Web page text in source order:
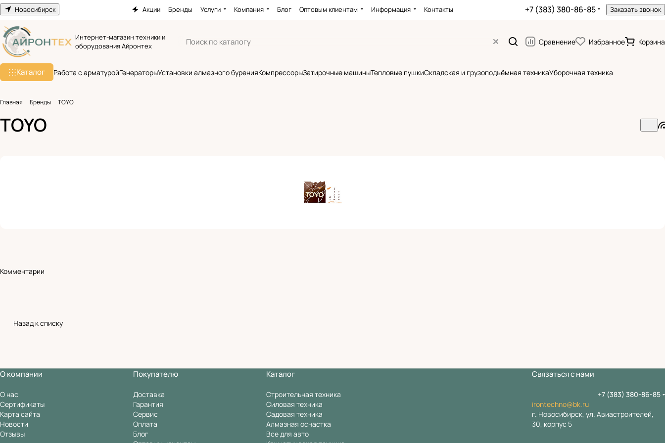
Новосибирск Акции Бренды Услуги Компания Блог Оптовым клиентам Информация Контакты +7 (383) 380-86-85 Заказать звонок
Интернет-магазин техники и
оборудования Айронтех
Сравнение Избранное Корзина
Каталог Работа с арматуройГенераторыУстановки алмазного буренияКомпрессорыЗатирочные машиныТепловые пушкиСкладская и грузоподъёмная техникаУборочная техника
Главная Бренды TOYO
TOYO
Комментарии
Назад к списку
О компании
О нас
Сертификаты
Карта сайта
Новости
Отзывы
Покупателю
Доставка
Гарантия
Сервис
Оплата
Блог
Каталог
Строительная техника
Силовая техника
Садовая техника
Алмазная оснастка
Все для авто
Связаться с нами
+7 (383) 380-86-85
irontechno@bk.ru
г. Новосибирск, ул. Авиастроителей,
30, корпус 5